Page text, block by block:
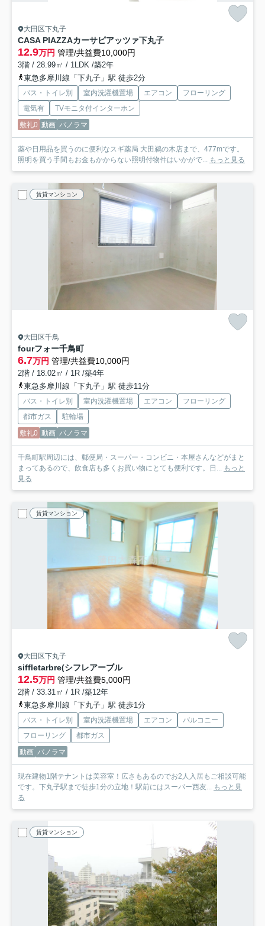
大田区下丸子
CASA PIAZZAカーサピアッツァ下丸子
12.9万円 管理/共益費10,000円
3階 / 28.99㎡ / 1LDK /築2年
東急多摩川線「下丸子」駅 徒歩2分
バス・トイレ別 室内洗濯機置場 エアコン
フローリング
電気有
TVモニタ付インターホン
敷礼0 動画 パノラマ
薬や日用品を買うのに便利なスギ薬局 大田鵜の木店まで、477mです。
照明を買う手間もお金もかからない照明付物件はいかがで...
もっと見る
賃貸マンション
大田区千鳥
fourフォー千鳥町
6.7万円 管理/共益費10,000円
2階 / 18.02㎡ / 1R /築4年
東急多摩川線「下丸子」駅 徒歩11分
バス・トイレ別 室内洗濯機置場 エアコン
フローリング
都市ガス
駐輪場
敷礼0 動画 パノラマ
千鳥町駅周辺には、郵便局・スーパー・コンビニ・本屋さんなどがまと
まってあるので、飲食店も多くお買い物にとても便利です。日...
もっと
見る
賃貸マンション
大田区下丸子
siffletarbre(シフレアーブル
12.5万円 管理/共益費5,000円
2階 / 33.31㎡ / 1R /築12年
東急多摩川線「下丸子」駅 徒歩1分
バス・トイレ別 室内洗濯機置場 エアコン
バルコニー
フローリング
都市ガス
動画 パノラマ
現在建物1階テナントは美容室！広さもあるのでお2人入居もご相談可能
です。下丸子駅まで徒歩1分の立地！駅前にはスーパー西友...
もっと見
る
賃貸マンション